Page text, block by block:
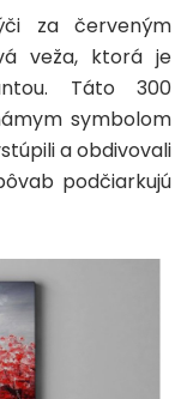
za červeným
veža, ktorá je
Táto 300
symbolom
a obdivovali
podčiarkujú